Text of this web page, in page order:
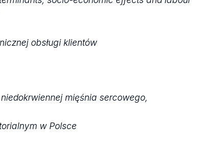
obsługi klientów
mięśnia sercowego,
w Polsce